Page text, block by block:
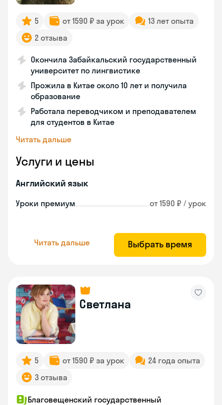
5 от 1590 ₽ за урок
13 лет опыта
2 отзыва
Окончила Забайкальский государственный
университет по лингвистике
Прожила в Китае около 10 лет и получила
образование
Работала переводчиком и преподавателем
для студентов в Китае
Читать дальше
Услуги и цены
Английский язык
Уроки премиум от 1590 ₽ / урок
Читать дальше Выбрать время
Светлана
5 от 1590 ₽ за урок
24 года опыта
3 отзыва
Благовещенский государственный